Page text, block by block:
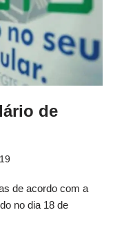
de
de acordo com a
no dia 18 de